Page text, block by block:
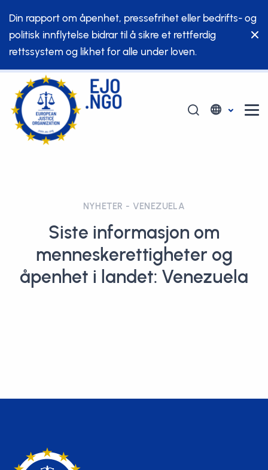
Din rapport om åpenhet, pressefrihet eller bedrifts- og
politisk innflytelse bidrar til å sikre et rettferdig
rettssystem og likhet for alle under loven.
NYHETER - VENEZUELA
Siste informasjon om
menneskerettigheter og
åpenhet i landet: Venezuela